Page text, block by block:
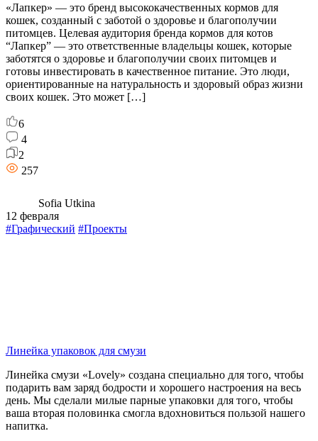
«Лапкер» — это бренд высококачественных кормов для
кошек, созданный с заботой о здоровье и благополучии
питомцев. Целевая аудитория бренда кормов для котов
“Лапкер” — это ответственные владельцы кошек, которые
заботятся о здоровье и благополучии своих питомцев и
готовы инвестировать в качественное питание. Это люди,
ориентированные на натуральность и здоровый образ жизни
своих кошек. Это может […]
6
4
2
257
Sofia Utkina
12 февраля
#Графический #Проекты
Линейка упаковок для смузи
Линейка смузи «Lovely» создана специально для того, чтобы
подарить вам заряд бодрости и хорошего настроения на весь
день. Мы сделали милые парные упаковки для того, чтобы
ваша вторая половинка смогла вдохновиться пользой нашего
напитка.